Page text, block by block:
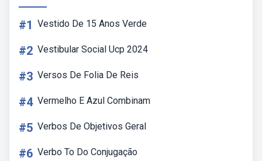
#1 Vestido De 15 Anos Verde
#2 Vestibular Social Ucp 2024
#3 Versos De Folia De Reis
#4 Vermelho E Azul Combinam
#5 Verbos De Objetivos Geral
#6 Verbo To Do Conjugação